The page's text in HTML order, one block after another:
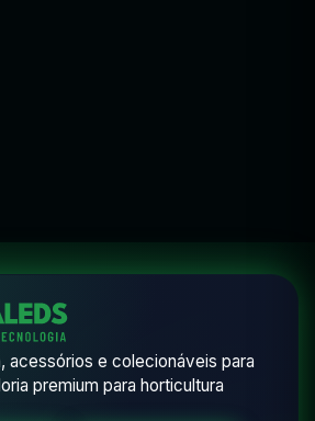
acessórios e colecionáveis para
premium para horticultura